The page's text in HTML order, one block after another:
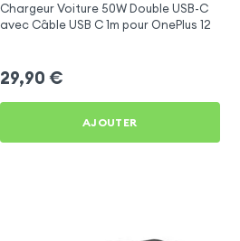
Chargeur Voiture 50W Double USB-C
avec Câble USB C 1m pour OnePlus 12
29,90 €
AJOUTER